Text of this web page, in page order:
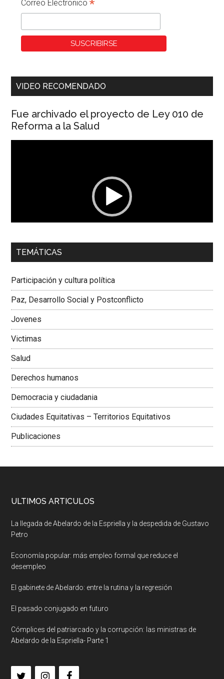
Correo Electronico*
VIDEO RECOMENDADO
Fue archivado el proyecto de Ley 010 de
Reforma a la Salud
00:00 01:04
Dra. Carolina Corcho Mejía,Presidenta Corporación
Colombiana
TEMÁTICAS
Participación y cultura política
Paz, Desarrollo Social y Postconflicto
Jovenes
Victimas
Salud
Derechos humanos
Democracia y ciudadania
Ciudades Equitativas – Territorios Equitativos
Publicaciones
ULTIMOS ARTICULOS
La llegada de Abelardo de la Espriella y la despedida de Gustavo
Petro
Economía popular: más empleo formal que reduce el
desempleo
El gabinete de Abelardo: entre la rutina y la regresión
El pasado conjugado en futuro
Cómplices del patriarcado y la corrupción: las ministras de
Abelardo de la Espriella- Parte 1